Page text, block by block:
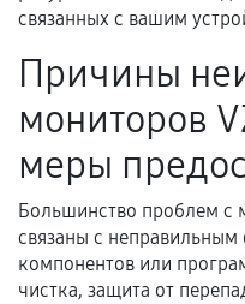
Акт выполненных
услуг и сроком
и кассовый чек.
Расширенная
связанных с вашим
Причины
мониторов
меры
Большинство проблем с
связаны с
компонентов или
чистка, защита от